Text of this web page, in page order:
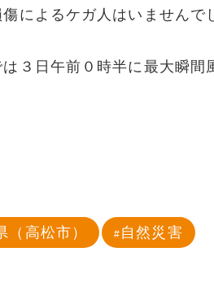
によるケガ人はいませんで
３日午前０時半に最大瞬間
（高松市） 自然災害